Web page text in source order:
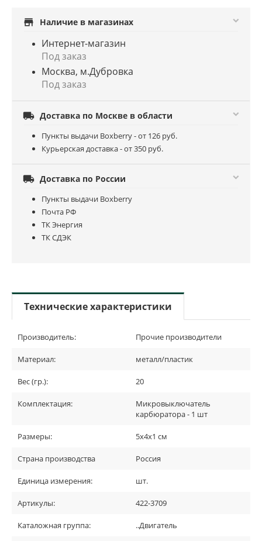
store Наличие в магазинах
Интернет-магазин
Под заказ
Москва, м.Дубровка
Под заказ
 Доставка по Москве в области
Пункты выдачи Boxberry - от 126 руб.
Курьерская доставка - от 350 руб.
 Доставка по России
Пункты выдачи Boxberry
Почта РФ
ТК Энергия
ТК СДЭК
Технические характеристики
Производитель: Прочие производители
Материал: металл/пластик
Вес (гр.): 20
Комплектация:
Микровыключатель
карбюратора - 1 шт
Размеры: 5х4х1 см
Страна производства Россия
Единица измерения: шт.
Артикулы: 422-3709
Каталожная группа: ..Двигатель